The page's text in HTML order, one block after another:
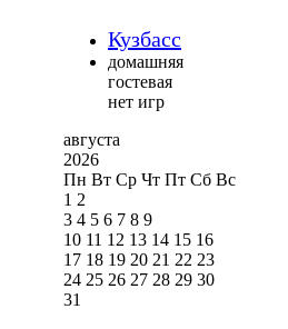
Кузбасс
домашняя
гостевая
нет игр
августа
2026
Пн Вт Ср Чт Пт Сб Вс
1 2
3 4 5 6 7 8 9
10 11 12 13 14 15 16
17 18 19 20 21 22 23
24 25 26 27 28 29 30
31